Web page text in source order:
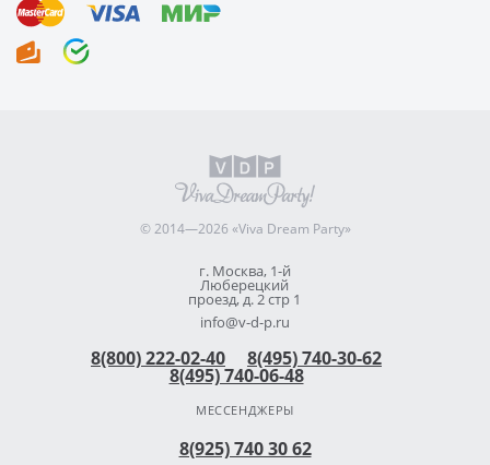
© 2014—2026 «Viva Dream Party»
г. Москва, 1-й
Люберецкий
проезд, д. 2 стр 1
info@v-d-p.ru
8(800) 222-02-40 8(495) 740-30-62
8(495) 740-06-48
МЕССЕНДЖЕРЫ
8(925) 740 30 62